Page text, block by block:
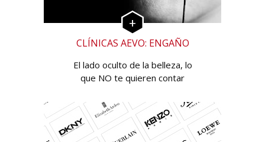
CLÍNICAS AEVO: ENGAÑO
El lado oculto de la belleza, lo
que NO te quieren contar